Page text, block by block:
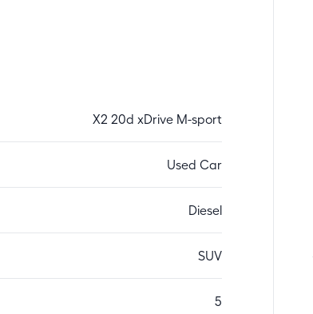
X2 20d xDrive M-sport
Used Car
Diesel
SUV
5